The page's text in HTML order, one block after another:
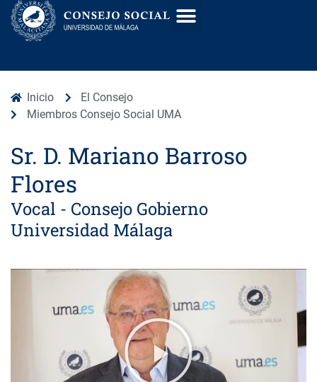
Inicio
El Consejo
Miembros Consejo Social UMA
Sr. D. Mariano Barroso
Flores
Vocal - Consejo Gobierno
Universidad Málaga